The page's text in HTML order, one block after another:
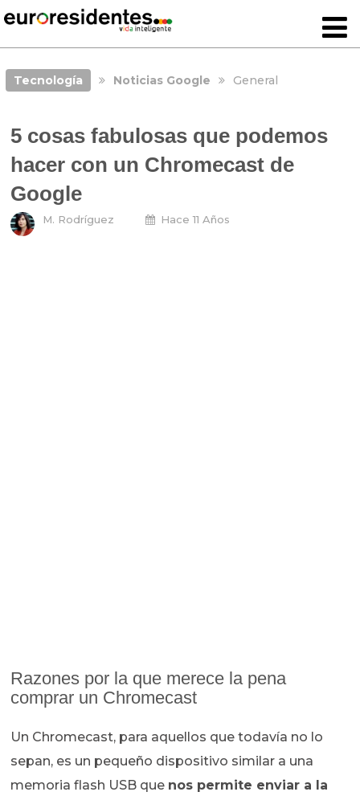
Tecnología Noticias Google General
5 cosas fabulosas que podemos
hacer con un Chromecast de
Google
M. Rodríguez Hace 11 Años
Razones por la que merece la pena
comprar un Chromecast
Un Chromecast, para aquellos que todavía no lo
sepan, es un pequeño dispositivo similar a una
memoria flash USB que nos permite enviar a la